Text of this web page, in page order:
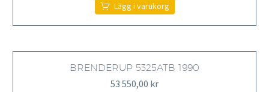
Lägg i varukorg
BRENDERUP 5325ATB 1990
53 550,00 kr